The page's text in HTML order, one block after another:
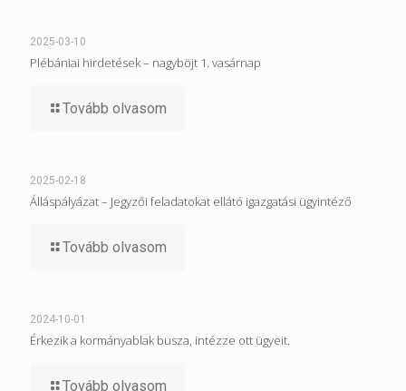
2025-03-10
Plébániai hirdetések – nagyböjt 1. vasárnap
Tovább olvasom
2025-02-18
Álláspályázat – Jegyzői feladatokat ellátó igazgatási ügyintéző
Tovább olvasom
2024-10-01
Érkezik a kormányablak busza, intézze ott ügyeit.
Tovább olvasom